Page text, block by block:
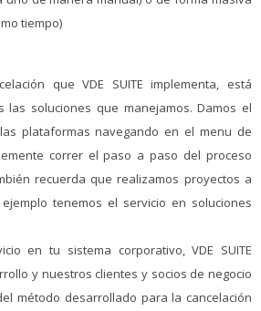
tiempo)
que VDE SUITE implementa, está
las soluciones que manejamos. Damos el
plataformas navegando en el menu de
correr el paso a paso del proceso
recuerda que realizamos proyectos a
tenemos el servicio en soluciones
en tu sistema corporativo, VDE SUITE
y nuestros clientes y socios de negocio
método desarrollado para la cancelación